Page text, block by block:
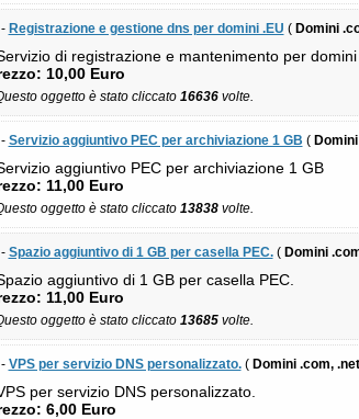
- Registrazione e gestione dns per domini .EU ( Domini
di registrazione e mantenimento per
10,00 Euro
oggetto è stato cliccato 16636volte.
- Servizio aggiuntivo PEC per archiviazione 1 GB (
aggiuntivo PEC per archiviazione 1 GB
11,00 Euro
oggetto è stato cliccato 13838volte.
- Spazio aggiuntivo di 1 GB per casella PEC.( Domini
aggiuntivo di 1 GB per casella PEC.
11,00 Euro
oggetto è stato cliccato 13685volte.
- VPS per servizio DNS personalizzato.( Domini .com,
per servizio DNS personalizzato.
6,00 Euro